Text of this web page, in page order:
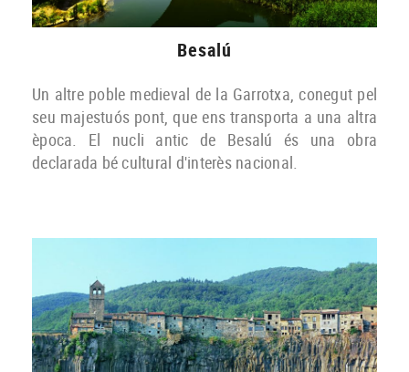
Besalú
Un altre poble medieval de la Garrotxa, conegut pel
seu majestuós pont, que ens transporta a una altra
època. El nucli antic de Besalú és una obra
declarada bé cultural d'interès nacional.